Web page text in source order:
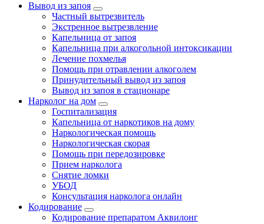
Вывод из запоя
Частный вытрезвитель
Экстренное вытрезвление
Капельница от запоя
Капельница при алкогольной интоксикации
Лечение похмелья
Помощь при отравлении алкоголем
Принудительный вывод из запоя
Вывод из запоя в стационаре
Нарколог на дом
Госпитализация
Капельница от наркотиков на дому
Наркологическая помощь
Наркологическая скорая
Помощь при передозировке
Прием нарколога
Снятие ломки
УБОД
Консультация нарколога онлайн
Кодирование
Кодирование препаратом Аквилонг